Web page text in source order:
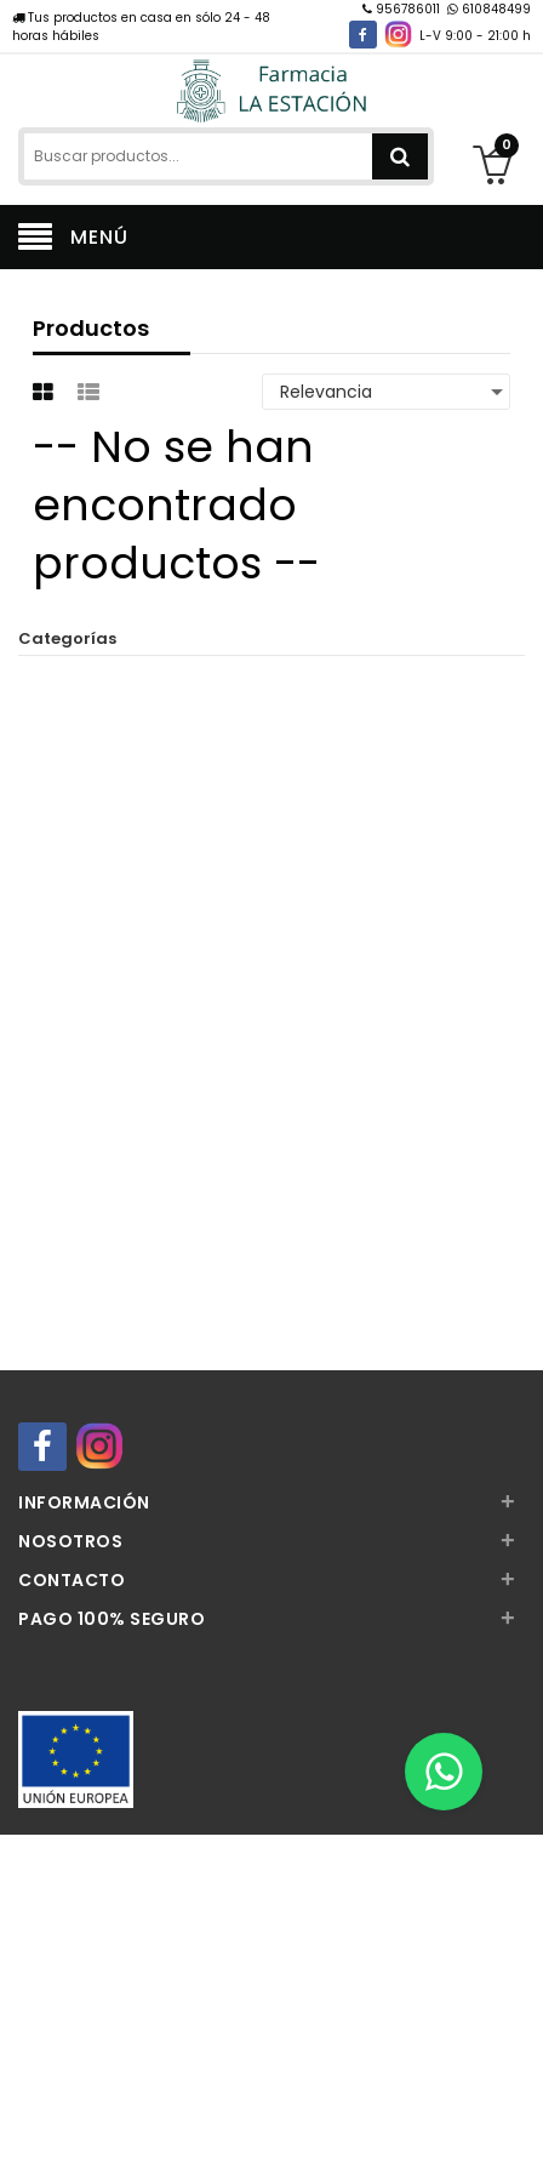
Tus productos en casa en sólo 24 - 48
horas hábiles
956786011
610848499
L-V 9:00 - 21:00 h
0
MENÚ
Productos
-- No se han
encontrado
productos --
Categorías
INFORMACIÓN +
NOSOTROS +
CONTACTO +
PAGO 100% SEGURO +